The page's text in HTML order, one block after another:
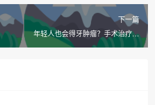
下一篇
年轻人也会得牙肿瘤？手术治疗后
恢复好吗？